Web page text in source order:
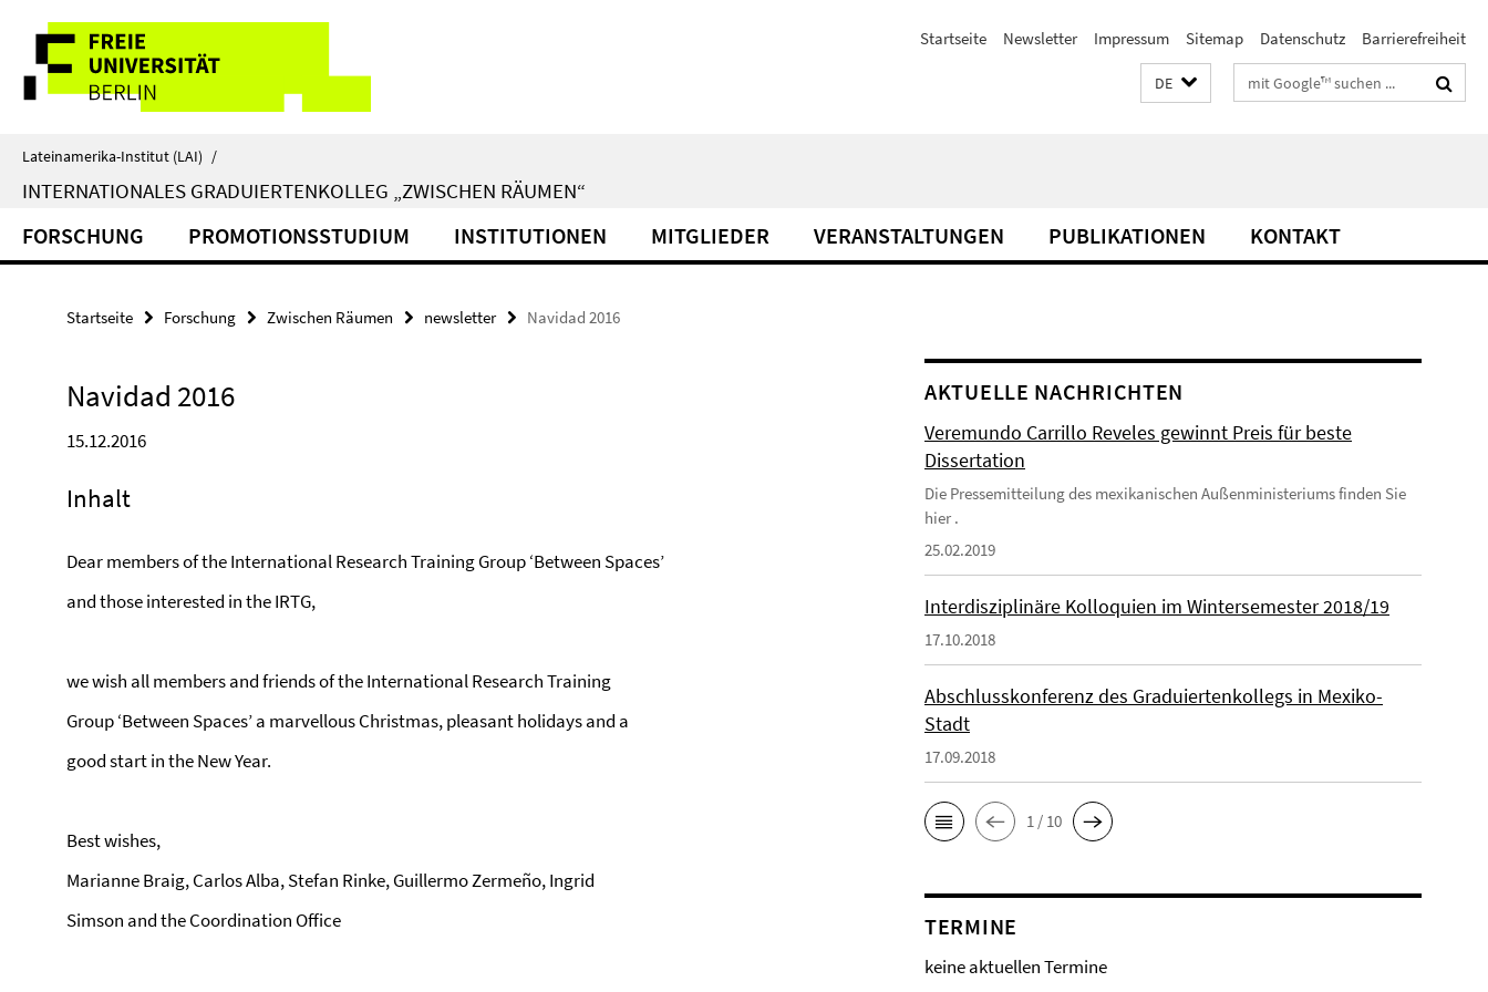
direkt
Inhalt
Service-
Navigation
Startseite Newsletter Impressum Sitemap Datenschutz Barrierefreiheit
DE Suchbegriffe
Lateinamerika-Institut (LAI) /
INTERNATIONALES GRADUIERTENKOLLEG „ZWISCHEN RÄUMEN“
FORSCHUNG PROMOTIONSSTUDIUM INSTITUTIONEN MITGLIEDER VERANSTALTUNGEN PUBLIKATIONEN KONTAKT
Startseite Forschung Zwischen Räumen newsletter Navidad 2016
Navidad 2016
15.12.2016
Inhalt
Dear members of the International Research Training Group ‘Between Spaces’
and those interested in the IRTG,
we wish all members and friends of the International Research Training
Group ‘Between Spaces’ a marvellous Christmas, pleasant holidays and a
good start in the New Year.
Best wishes,
Marianne Braig, Carlos Alba, Stefan Rinke, Guillermo Zermeño, Ingrid
Simson and the Coordination Office
AKTUELLE NACHRICHTEN
Veremundo Carrillo Reveles gewinnt Preis für beste
Dissertation
Die Pressemitteilung des mexikanischen Außenministeriums finden Sie
hier .
25.02.2019
Interdisziplinäre Kolloquien im Wintersemester 2018/19
17.10.2018
Abschlusskonferenz des Graduiertenkollegs in Mexiko-
Stadt
17.09.2018
1 / 10
TERMINE
keine aktuellen Termine